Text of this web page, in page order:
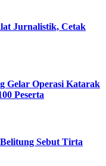
Jurnalistik, Cetak
Gelar Operasi Katarak
Peserta
Sebut Tirta